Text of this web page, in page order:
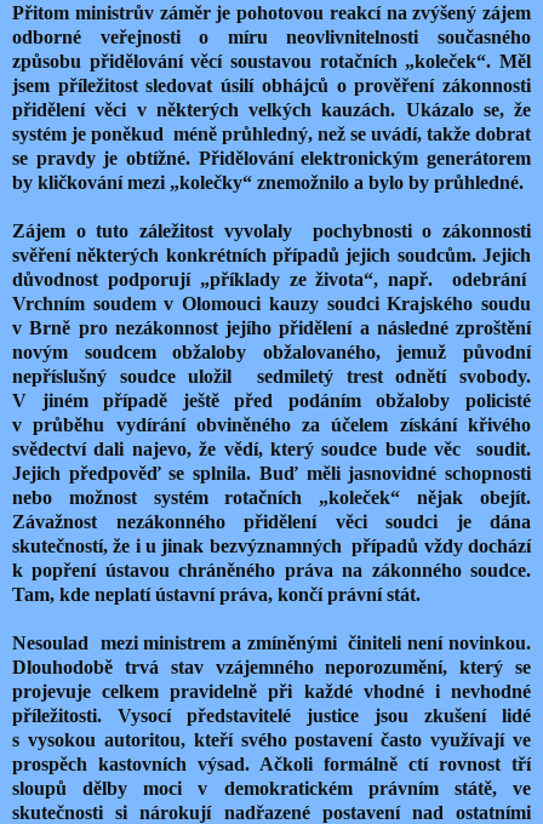
Přitom ministrův záměr je pohotovou reakcí na zvýšený zájem
odborné veřejnosti o míru neovlivnitelnosti současného
způsobu přidělování věcí soustavou rotačních „koleček“. Měl
jsem příležitost sledovat úsilí obhájců o prověření zákonnosti
přidělení věci v některých velkých kauzách. Ukázalo se, že
systém je poněkud méně průhledný, než se uvádí, takže dobrat
se pravdy je obtížné. Přidělování elektronickým generátorem
by kličkování mezi „kolečky“ znemožnilo a bylo by průhledné.
Zájem o tuto záležitost vyvolaly pochybnosti o zákonnosti
svěření některých konkrétních případů jejich soudcům. Jejich
důvodnost podporují „příklady ze života“, např. odebrání
Vrchním soudem v Olomouci kauzy soudci Krajského soudu
v Brně pro nezákonnost jejího přidělení a následné zproštění
novým soudcem obžaloby obžalovaného, jemuž původní
nepříslušný soudce uložil sedmiletý trest odnětí svobody.
V jiném případě ještě před podáním obžaloby policisté
v průběhu vydírání obviněného za účelem získání křivého
svědectví dali najevo, že vědí, který soudce bude věc soudit.
Jejich předpověď se splnila. Buď měli jasnovidné schopnosti
nebo možnost systém rotačních „koleček“ nějak obejít.
Závažnost nezákonného přidělení věci soudci je dána
skutečností, že i u jinak bezvýznamných případů vždy dochází
k popření ústavou chráněného práva na zákonného soudce.
Tam, kde neplatí ústavní práva, končí právní stát.
Nesoulad mezi ministrem a zmíněnými činiteli není novinkou.
Dlouhodobě trvá stav vzájemného neporozumění, který se
projevuje celkem pravidelně při každé vhodné i nevhodné
příležitosti. Vysocí představitelé justice jsou zkušení lidé
s vysokou autoritou, kteří svého postavení často využívají ve
prospěch kastovních výsad. Ačkoli formálně ctí rovnost tří
sloupů dělby moci v demokratickém právním státě, ve
skutečnosti si nárokují nadřazené postavení nad ostatními